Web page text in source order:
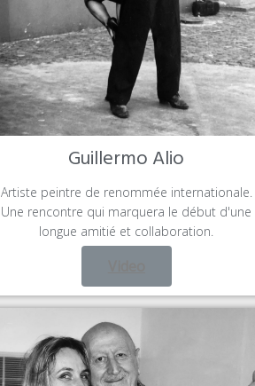
Guillermo Alio
Artiste peintre de renommée internationale.
Une rencontre qui marquera le début d'une
longue amitié et collaboration.